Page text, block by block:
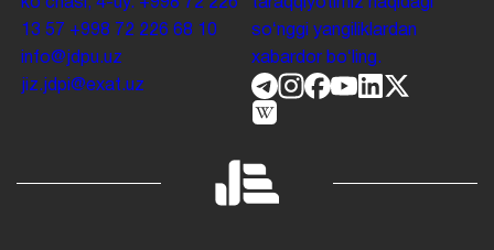
koʻchasi, 4-uy. +998 72 226
13 57 +998 72 226 68 10
info@jdpu.uz
jiz.jdpi@exat.uz
taraqqiyotimiz haqidagi
soʻnggi yangiliklardan
xabardor boʻling.